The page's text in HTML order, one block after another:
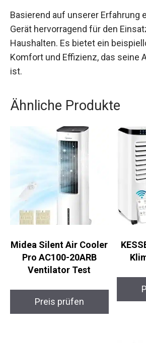
Basierend auf unserer Erfahrung
Gerät hervorragend für den
Haushalten. Es bietet ein
Komfort und Effizienz, das seine
ist.
Ähnliche Produkte
Midea Silent Air Cooler
Pro AC100-20ARB
Ventilator Test
Preis prüfen